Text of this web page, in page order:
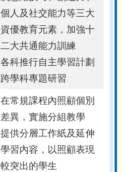
個人及社交能力等三大
資優教育元素，加強十
二大共通能力訓練
各科推行自主學習計劃
跨學科專題研習
在常規課程內照顧個別
差異，實施分組教學
提供分層工作紙及延伸
學習內容，以照顧表現
較突出的學生